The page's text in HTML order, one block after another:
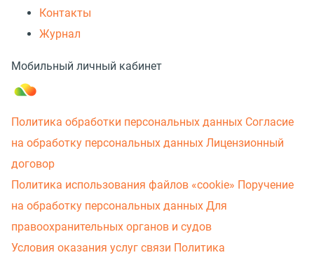
Контакты
Журнал
Мобильный личный кабинет
Политика обработки персональных данных Согласие
на обработку персональных данных Лицензионный
договор
Политика использования файлов «cookie» Поручение
на обработку персональных данных Для
правоохранительных органов и судов
Условия оказания услуг связи Политика